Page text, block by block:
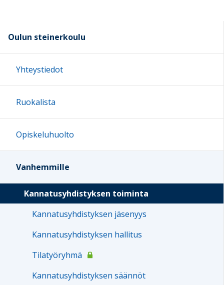
Oulun steinerkoulu
Yhteystiedot
Ruokalista
Opiskeluhuolto
Vanhemmille
Kannatusyhdistyksen toiminta
Kannatusyhdistyksen jäsenyys
Kannatusyhdistyksen hallitus
Tilatyöryhmä
Kannatusyhdistyksen säännöt